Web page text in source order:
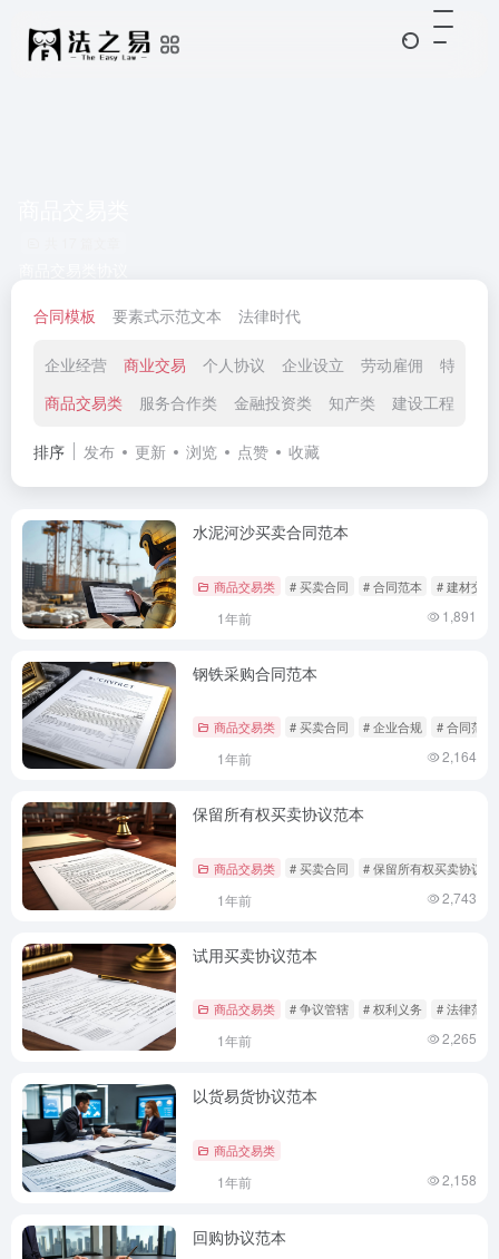
合同模板 要素式示范文本 法律时代
企业经营 商业交易 个人协议 企业设立 劳动雇佣
特殊领
商品交易类
服务合作类 金融投资类 知产类 建设工程类
排序 发布 更新 浏览 点赞 收藏
水泥河沙买卖合同范本
商品交易类 # 买卖合同 # 合同范本 # 建材交易
1年前 1,891
钢铁采购合同范本
商品交易类 # 买卖合同 # 企业合规 # 合同范本
1年前 2,164
保留所有权买卖协议范本
商品交易类 # 买卖合同 # 保留所有权买卖协议
1年前 2,743
试用买卖协议范本
商品交易类 # 争议管辖 # 权利义务 # 法律范本
1年前 2,265
以货易货协议范本
商品交易类
1年前 2,158
回购协议范本